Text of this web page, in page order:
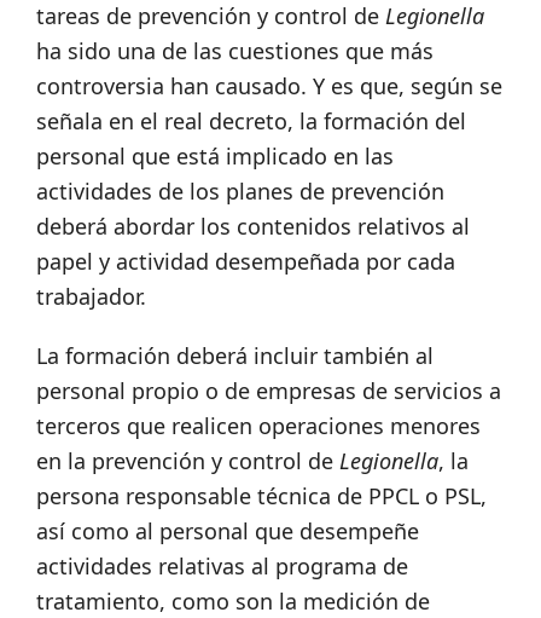
tareas de prevención y control de Legionella
ha sido una de las cuestiones que más
controversia han causado. Y es que, según se
señala en el real decreto, la formación del
personal que está implicado en las
actividades de los planes de prevención
deberá abordar los contenidos relativos al
papel y actividad desempeñada por cada
trabajador.
La formación deberá incluir también al
personal propio o de empresas de servicios a
terceros que realicen operaciones menores
en la prevención y control de Legionella, la
persona responsable técnica de PPCL o PSL,
así como al personal que desempeñe
actividades relativas al programa de
tratamiento, como son la medición de